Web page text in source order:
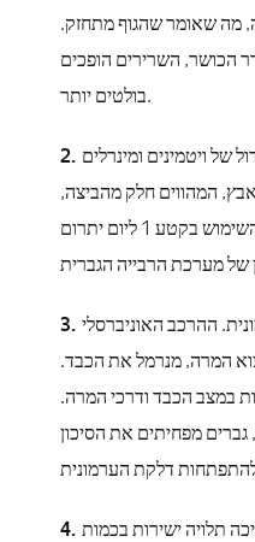
מה שאומר שהגוף מתחזק.
הכושר, השרירים הופכים
בולטים יותר.
של ויטמינים ומינרלים
המהווים חלק מהביצה,
אחראים על ייצור הטסטוסטרון. השימוש בקטע 1 ליום יתרום
ההרכב האוניברסלי
המרה, מנרמל את הכבד.
במצב הכבד ודרכי המרה.
גברים מפחיתים את הסיכון
תלויה ישירות בכמות